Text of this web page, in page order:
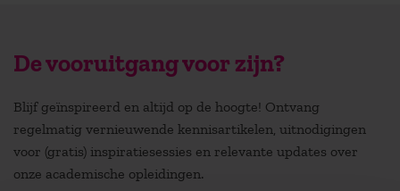
De vooruitgang voor zijn?
Blijf geïnspireerd en altijd op de hoogte! Ontvang
regelmatig vernieuwende kennisartikelen, uitnodigingen
voor (gratis) inspiratiesessies en relevante updates over
onze academische opleidingen.